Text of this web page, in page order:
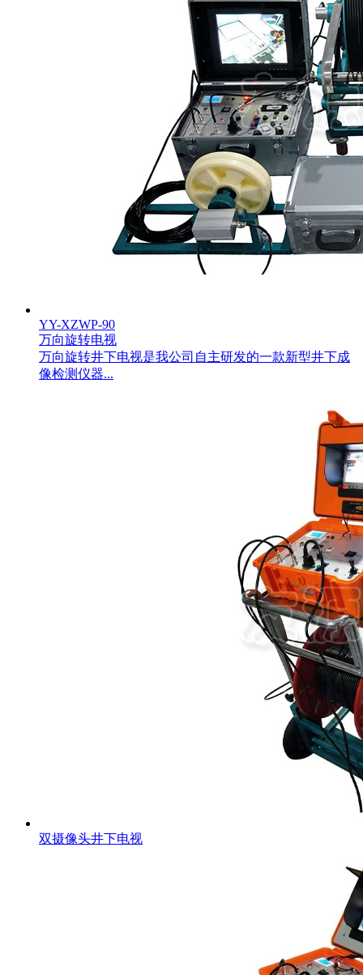
YY-XZWP-90
万向旋转电视
万向旋转井下电视是我公司自主研发的一款新型井下成
像检测仪器...
双摄像头井下电视